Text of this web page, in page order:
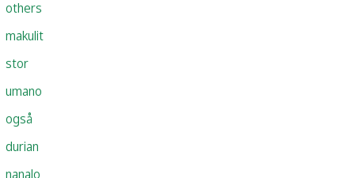
others
makulit
stor
umano
også
durian
nanalo